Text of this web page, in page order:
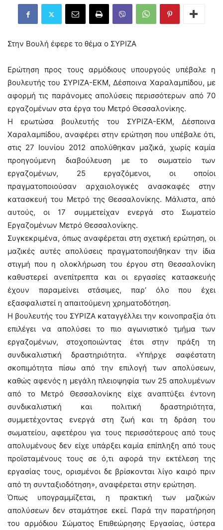
Στην Βουλή έφερε το θέμα ο ΣΥΡΙΖΑ
Ερώτηση προς τους αρμόδιους υπουργούς υπέβαλε η
βουλευτής του ΣΥΡΙΖΑ-ΕΚΜ, Δέσποινα Χαραλαμπίδου, με
αφορμή τις παράνομες απολύσεις περισσότερων από 70
εργαζομένων στα έργα του Μετρό Θεσσαλονίκης.
Η ερωτώσα βουλευτής του ΣΥΡΙΖΑ-ΕΚΜ, Δέσποινα
Χαραλαμπίδου, αναφέρει στην ερώτηση που υπέβαλε ότι,
στις 27 Ιουνίου 2012 απολύθηκαν μαζικά, χωρίς καμία
προηγούμενη διαβούλευση με το σωματείο των
εργαζομένων, 25 εργαζόμενοι, οι οποίοι
πραγματοποιούσαν αρχαιολογικές ανασκαφές στην
κατασκευή του Μετρό της Θεσσαλονίκης. Μάλιστα, από
αυτούς, οι 17 συμμετείχαν ενεργά στο Σωματείο
Εργαζομένων Μετρό Θεσσαλονίκης.
Συγκεκριμένα, όπως αναφέρεται στη σχετική ερώτηση, οι
μαζικές αυτές απολύσεις πραγματοποιήθηκαν την ίδια
στιγμή που η ολοκλήρωση του έργου στη Θεσσαλονίκη
καθυστερεί ανεπίτρεπτα και οι εργασίες κατασκευής
έχουν παραμείνει στάσιμες, παρ’ όλο που έχει
εξασφαλιστεί η απαιτούμενη χρηματοδότηση.
Η βουλευτής του ΣΥΡΙΖΑ καταγγέλλει την κοινοπραξία ότι
επιλέγει να απολύσει το πιο αγωνιστικό τμήμα των
εργαζομένων, στοχοποιώντας έτσι στην πράξη τη
συνδικαλιστική δραστηριότητα. «Υπήρχε σαφέστατη
σκοπιμότητα πίσω από την επιλογή των απολύσεων,
καθώς αφενός η μεγάλη πλειοψηφία των 25 απολυμένων
από το Μετρό Θεσσαλονίκης είχε αναπτύξει έντονη
συνδικαλιστική και πολιτική δραστηριότητα,
συμμετέχοντας ενεργά στη ζωή και τη δράση του
σωματείου, αφετέρου για τους περισσότερους από τους
απολυμένους δεν είχε υπάρξει καμία επίπληξη από τους
προϊσταμένους τους σε ό,τι αφορά την εκτέλεση της
εργασίας τους, ορισμένοι δε βρίσκονται λίγο καιρό πριν
από τη συνταξιοδότηση», αναφέρεται στην ερώτηση.
Όπως υπογραμμίζεται, η πρακτική των μαζικών
απολύσεων δεν σταμάτησε εκεί. Παρά την παρατήρηση
του αρμόδιου Σώματος Επιθεώρησης Εργασίας, ύστερα